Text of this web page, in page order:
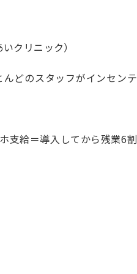
クリニック）
どのスタッフがインセンテ
支給＝導入してから残業6割